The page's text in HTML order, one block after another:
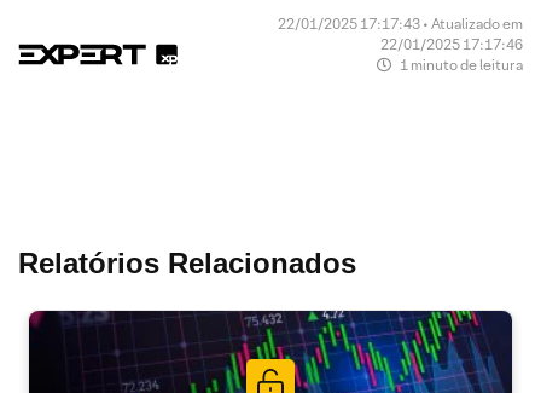
22/01/2025 17:17:43 • Atualizado em
22/01/2025 17:17:46
1 minuto de leitura
Relatórios Relacionados